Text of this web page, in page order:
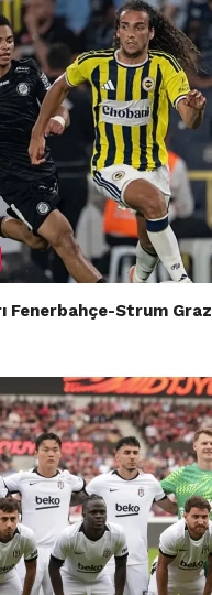
Fenerbahçe-Strum Graz